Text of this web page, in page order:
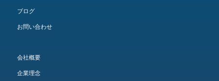
ブログ
お問い合わせ
会社概要
企業理念